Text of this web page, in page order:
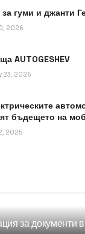
за гуми и джанти
2026
AUTOGESHEV
23, 2026
бъдещето на
2025
за документи